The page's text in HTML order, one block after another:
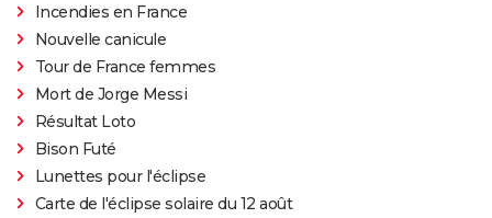
Incendies en France
Nouvelle canicule
Tour de France femmes
Mort de Jorge Messi
Résultat Loto
Bison Futé
Lunettes pour l'éclipse
Carte de l'éclipse solaire du 12 août